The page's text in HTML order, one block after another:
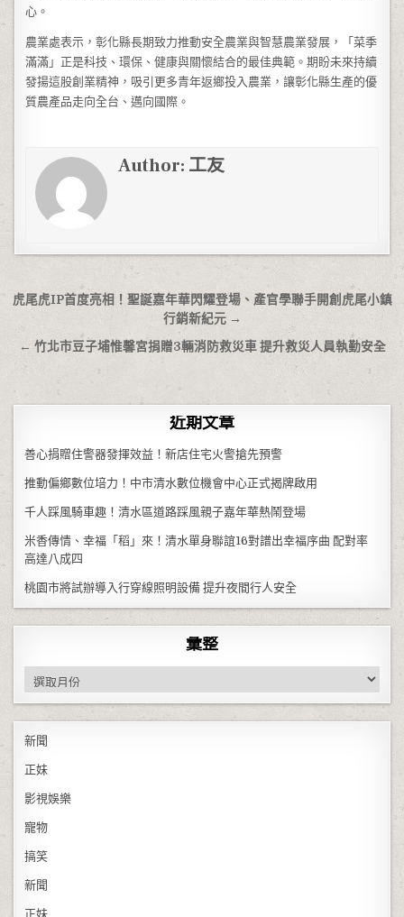
心。
農業處表示，彰化縣長期致力推動安全農業與智慧農業發展，「菜季
滿滿」正是科技、環保、健康與關懷結合的最佳典範。期盼未來持續
發揚這股創業精神，吸引更多青年返鄉投入農業，讓彰化縣生產的優
質農產品走向全台、邁向國際。
Author: 工友
文章導覽
虎尾虎IP首度亮相！聖誕嘉年華閃耀登場、產官學聯手開創虎尾小鎮
行銷新紀元 →
← 竹北市豆子埔惟馨宮捐贈3輛消防救災車 提升救災人員執勤安全
近期文章
善心捐贈住警器發揮效益！新店住宅火警搶先預警
推動偏鄉數位培力！中市清水數位機會中心正式揭牌啟用
千人踩風騎車趣！清水區道路踩風親子嘉年華熱鬧登場
米香傳情、幸福「稻」來！清水單身聯誼16對譜出幸福序曲 配對率
高達八成四
桃園市將試辦導入行穿線照明設備 提升夜間行人安全
彙整
彙整
新聞
正妹
影視娛樂
寵物
搞笑
新聞
正妹